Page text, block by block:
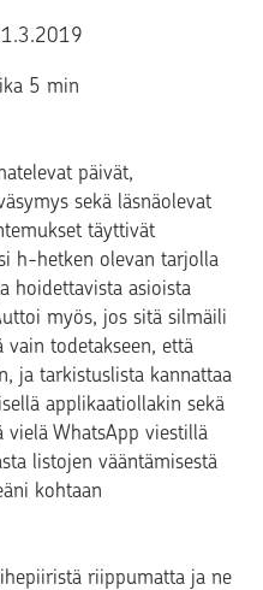
5 min
päivät,
sekä läsnäolevat
täyttivät
h-hetken olevan tarjolla
hoidettavista asioista
myös, jos sitä silmäili
vain todetakseen, että
ja tarkistuslista kannattaa
applikaatiollakin sekä
WhatsApp viestillä
listojen vääntämisestä
kohtaan
riippumatta ja ne